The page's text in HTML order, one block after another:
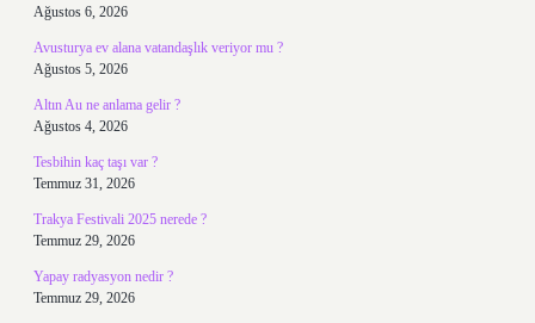
Ağustos 6, 2026
Avusturya ev alana vatandaşlık veriyor mu ?
Ağustos 5, 2026
Altın Au ne anlama gelir ?
Ağustos 4, 2026
Tesbihin kaç taşı var ?
Temmuz 31, 2026
Trakya Festivali 2025 nerede ?
Temmuz 29, 2026
Yapay radyasyon nedir ?
Temmuz 29, 2026